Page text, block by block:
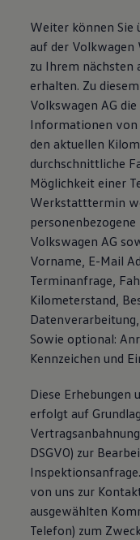
Weiter können Sie
auf der
zu Ihrem nächsten
erhalten. Zu
Volkswagen AG
Informationen von
den aktuellen
durchschnittliche
Möglichkeit einer
Werkstatttermin
Volkswagen AG
Vorname, E-Mail
Terminanfrage,
Kilometerstand,
Sowie optional:
Kennzeichen und
Diese Erhebungen
erfolgt auf
DSGVO) zur
von uns zur
ausgewählten
Telefon) zum